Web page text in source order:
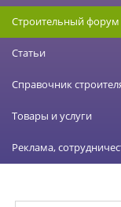
Строительный форум
Статьи
Справочник
Товары и услуги
Реклама,